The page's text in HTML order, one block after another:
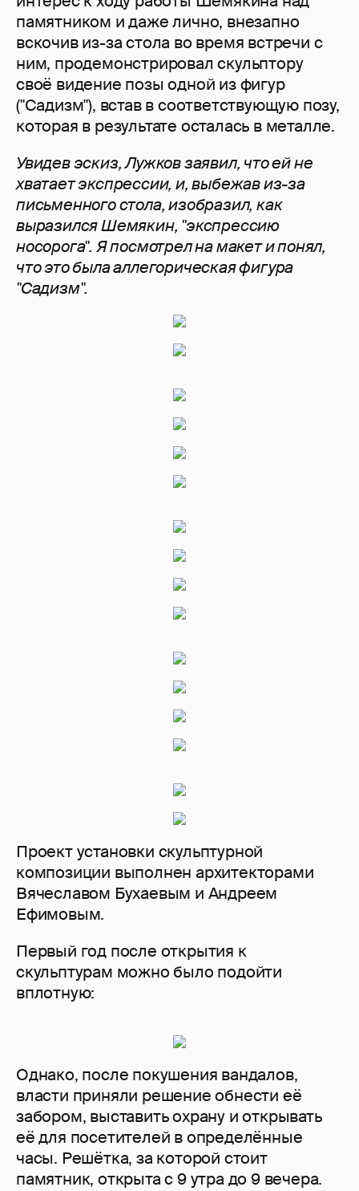
памятником и даже лично, внезапно
вскочив из-за стола во время встречи с
ним, продемонстрировал скульптору
своё видение позы одной из фигур
("Садизм"), встав в соответствующую позу,
которая в результате осталась в металле.
Увидев эскиз, Лужков заявил, что ей не
хватает экспрессии, и, выбежав из-за
письменного стола, изобразил, как
выразился Шемякин, "экспрессию
носорога". Я посмотрел на макет и понял,
что это была аллегорическая фигура
"Садизм".
Проект установки скульптурной
композиции выполнен архитекторами
Вячеславом Бухаевым и Андреем
Ефимовым.
Первый год после открытия к
скульптурам можно было подойти
вплотную:
Однако, после покушения вандалов,
власти приняли решение обнести её
забором, выставить охрану и открывать
её для посетителей в определённые
часы. Решётка, за которой стоит
памятник, открыта с 9 утра до 9 вечера.